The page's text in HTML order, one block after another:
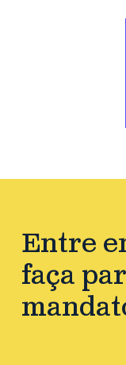
Entre
faça